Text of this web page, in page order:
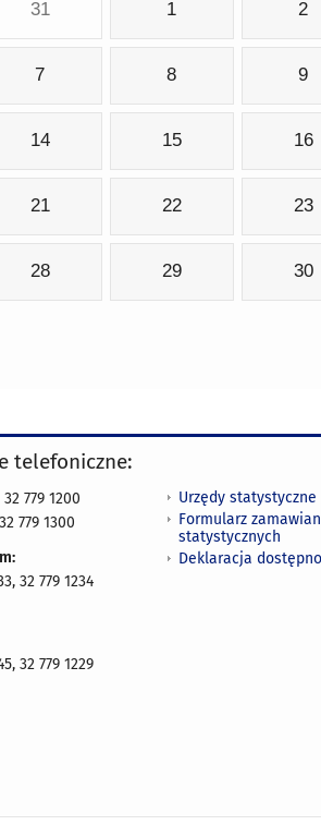
31 1 2
7 8 9
14 15 16
21 22 23
28 29 30
telefoniczne:
779 1200
779 1300
32 779 1234
32 779 1229
Urzędy statystyczne
Formularz
statystycznych
Deklaracja